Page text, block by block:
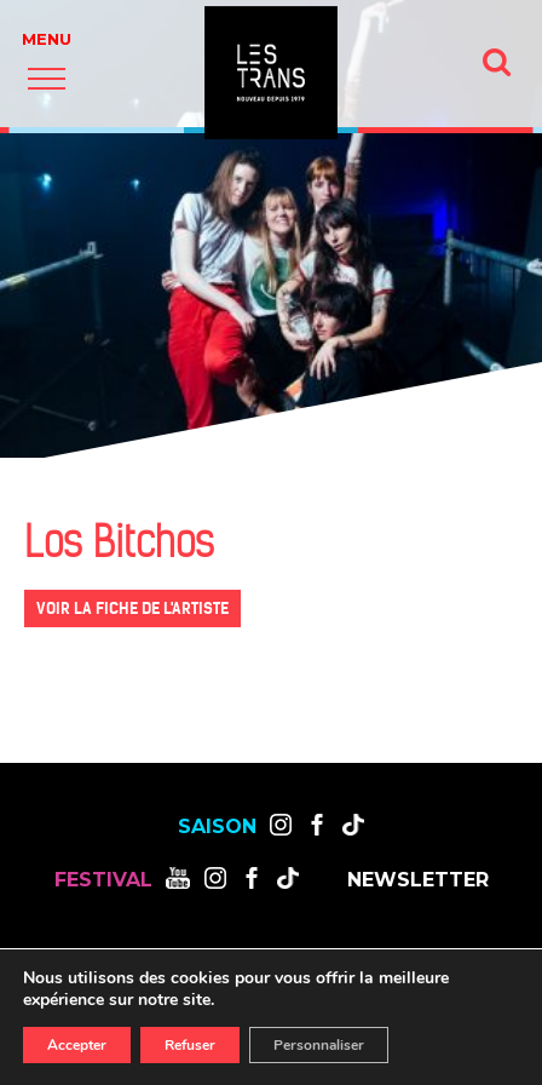
Los Bitchos
VOIR LA FICHE DE L'ARTISTE
SAISON
FESTIVAL NEWSLETTER
RESSOURCES
Nous utilisons des cookies pour vous offrir la meilleure
expérience sur notre site.
Accepter Refuser Personnaliser